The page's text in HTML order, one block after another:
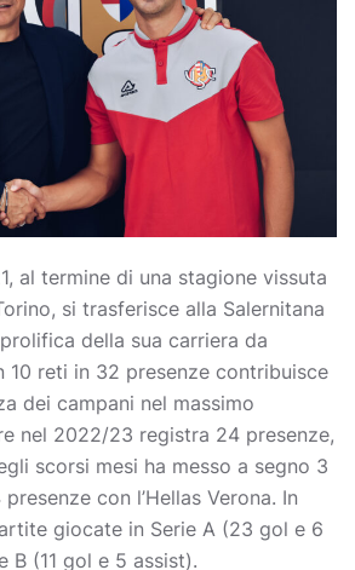
al termine di una stagione vissuta
si trasferisce alla Salernitana
della sua carriera da
10 reti in 32 presenze contribuisce
dei campani nel massimo
nel 2022/23 registra 24 presenze,
scorsi mesi ha messo a segno 3
con l’Hellas Verona. In
giocate in Serie A (23 gol e 6
B (11 gol e 5 assist).